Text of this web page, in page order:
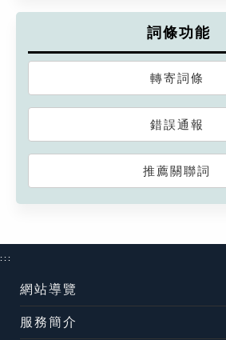
詞條功能
轉寄詞條
錯誤通報
推薦關聯詞
:::
網站導覽
服務簡介